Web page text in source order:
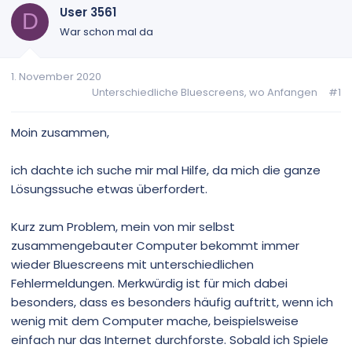
D User 3561
War schon mal da
1. November 2020
Unterschiedliche Bluescreens, wo Anfangen
#1
Moin zusammen,
ich dachte ich suche mir mal Hilfe, da mich die ganze
Lösungssuche etwas überfordert.
Kurz zum Problem, mein von mir selbst
zusammengebauter Computer bekommt immer
wieder Bluescreens mit unterschiedlichen
Fehlermeldungen. Merkwürdig ist für mich dabei
besonders, dass es besonders häufig auftritt, wenn ich
wenig mit dem Computer mache, beispielsweise
einfach nur das Internet durchforste. Sobald ich Spiele